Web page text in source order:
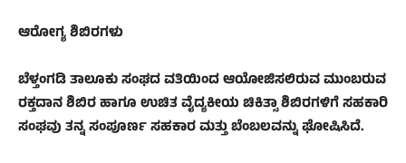
​ಆರೋಗ್ಯ ಶಿಬಿರಗಳು
ಬೆಳ್ತಂಗಡಿ ತಾಲೂಕು ಸಂಘದ ವತಿಯಿಂದ ಆಯೋಜಿಸಲಿರುವ ಮುಂಬರುವ
ರಕ್ತದಾನ ಶಿಬಿರ ಹಾಗೂ ಉಚಿತ ವೈದ್ಯಕೀಯ ಚಿಕಿತ್ಸಾ ಶಿಬಿರಗಳಿಗೆ ಸಹಕಾರಿ
ಸಂಘವು ತನ್ನ ಸಂಪೂರ್ಣ ಸಹಕಾರ ಮತ್ತು ಬೆಂಬಲವನ್ನು ಘೋಷಿಸಿದೆ.